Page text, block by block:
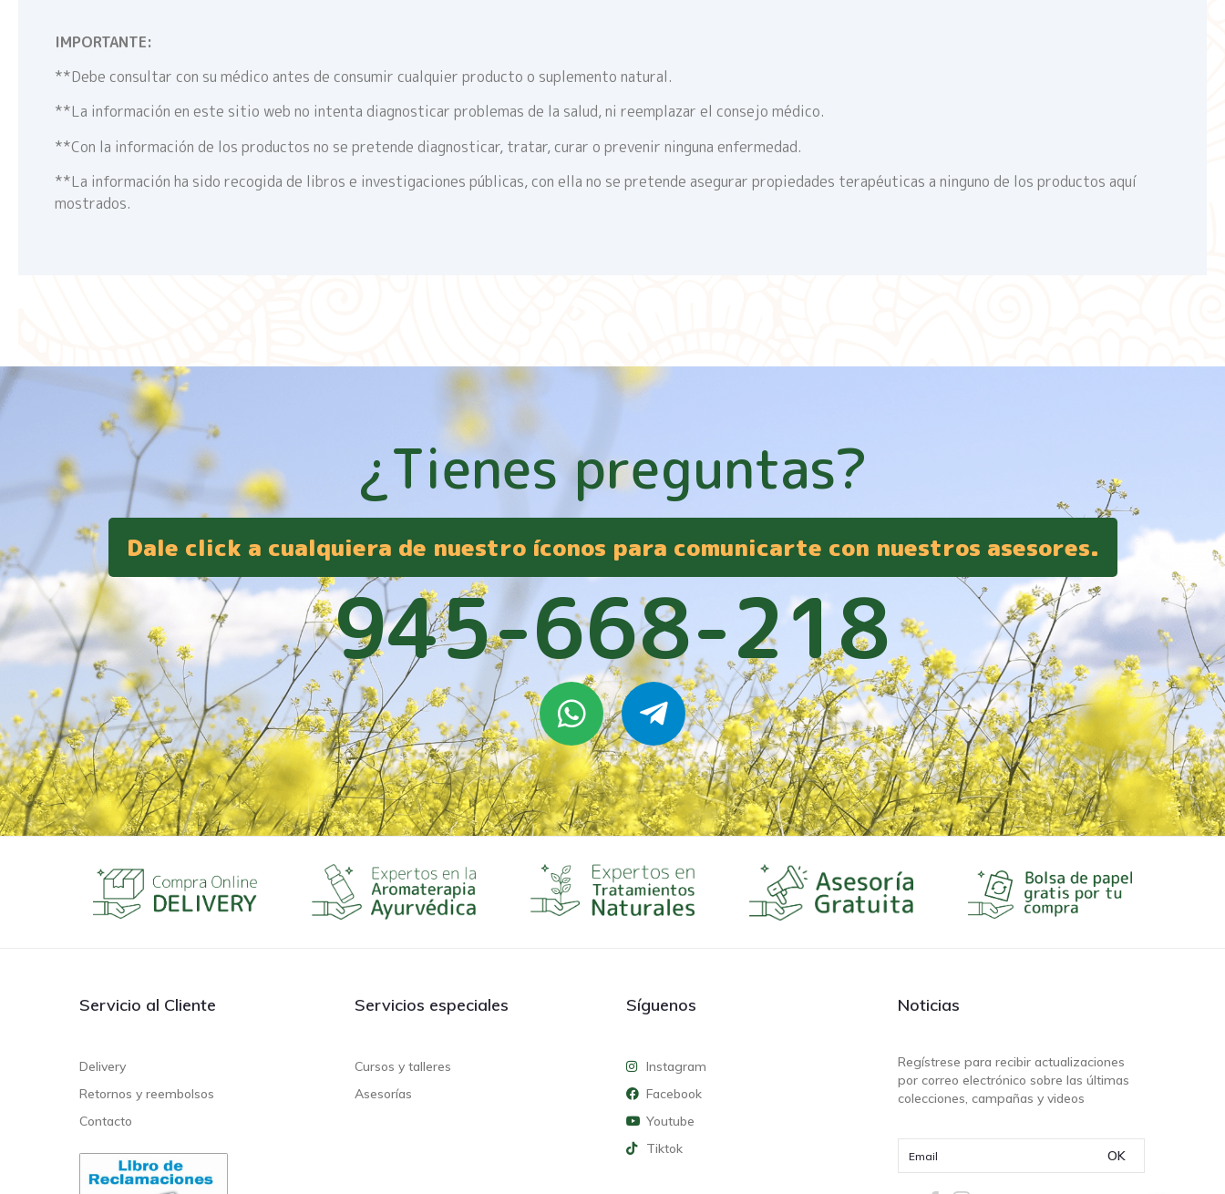
IMPORTANTE:
**Debe consultar con su médico antes de consumir cualquier producto o suplemento natural.
**La información en este sitio web no intenta diagnosticar problemas de la salud, ni reemplazar el consejo médico.
**Con la información de los productos no se pretende diagnosticar, tratar, curar o prevenir ninguna enfermedad.
**La información ha sido recogida de libros e investigaciones públicas, con ella no se pretende asegurar propiedades terapéuticas a ninguno de los productos aquí
mostrados.
¿Tienes preguntas?
Dale click a cualquiera de nuestro íconos para comunicarte con nuestros asesores.
945-668-218
Servicio al Cliente
Delivery
Retornos y reembolsos
Contacto
Servicios especiales
Cursos y talleres
Asesorías
Síguenos
Instagram
Facebook
Youtube
Tiktok
Noticias
Regístrese para recibir actualizaciones
por correo electrónico sobre las últimas
colecciones, campañas y videos
OK